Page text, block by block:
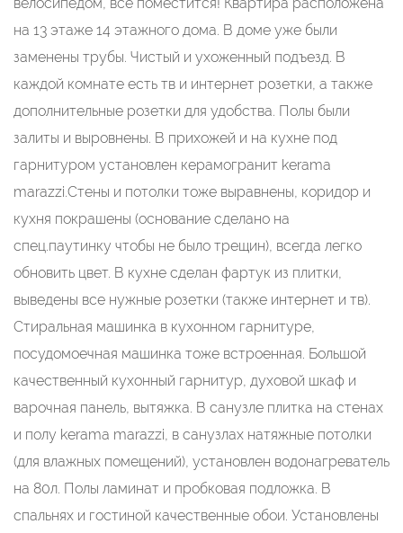
на 13 этаже 14 этажного дома. В доме уже были
заменены трубы. Чистый и ухоженный подъезд. В
каждой комнате есть тв и интернет розетки, а также
дополнительные розетки для удобства. Полы были
залиты и выровнены. В прихожей и на кухне под
гарнитуром установлен керамогранит kerama
marazzi.Стены и потолки тоже выравнены, коридор и
кухня покрашены (основание сделано на
спец.паутинку чтобы не было трещин), всегда легко
обновить цвет. В кухне сделан фартук из плитки,
выведены все нужные розетки (также интернет и тв).
Стиральная машинка в кухонном гарнитуре,
посудомоечная машинка тоже встроенная. Большой
качественный кухонный гарнитур, духовой шкаф и
варочная панель, вытяжка. В санузле плитка на стенах
и полу kerama marazzi, в санузлах натяжные потолки
(для влажных помещений), установлен водонагреватель
на 80л. Полы ламинат и пробковая подложка. В
спальнях и гостиной качественные обои. Установлены